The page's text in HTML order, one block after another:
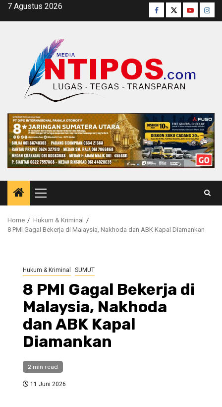
Skip7 Agustus 2026 Facebook
TwitterYoutube
Primary
Menu
Home
Hukum & Kriminal
8 PMI Gagal Bekerja di Malaysia, Nakhoda dan ABK Kapal Diamankan
Hukum & Kriminal SUMUT
8 PMI Gagal Bekerja di
Malaysia, Nakhoda
dan ABK Kapal
Diamankan
2 min read
11 Juni 2026